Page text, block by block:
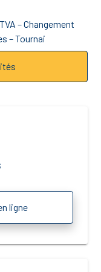
– Changement
– Tournai
ligne